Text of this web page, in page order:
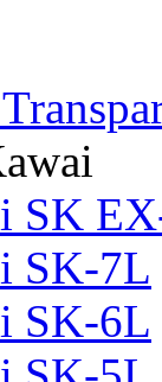
SK
SK-7L
SK-6L